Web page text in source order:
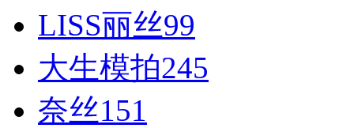
LISS丽丝99
大生模拍245
奈丝151